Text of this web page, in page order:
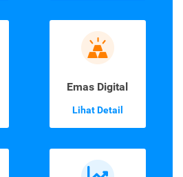
Emas Digital
Lihat Detail